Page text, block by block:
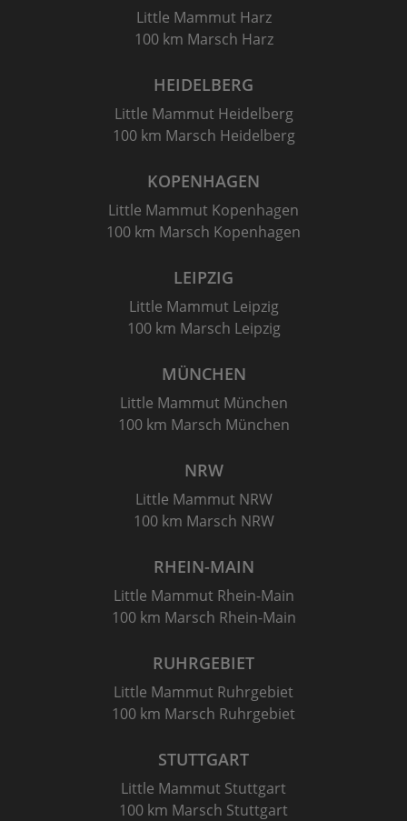
Little Mammut Harz
100 km Marsch Harz
HEIDELBERG
Little Mammut Heidelberg
100 km Marsch Heidelberg
KOPENHAGEN
Little Mammut Kopenhagen
100 km Marsch Kopenhagen
LEIPZIG
Little Mammut Leipzig
100 km Marsch Leipzig
MÜNCHEN
Little Mammut München
100 km Marsch München
NRW
Little Mammut NRW
100 km Marsch NRW
RHEIN-MAIN
Little Mammut Rhein-Main
100 km Marsch Rhein-Main
RUHRGEBIET
Little Mammut Ruhrgebiet
100 km Marsch Ruhrgebiet
STUTTGART
Little Mammut Stuttgart
100 km Marsch Stuttgart